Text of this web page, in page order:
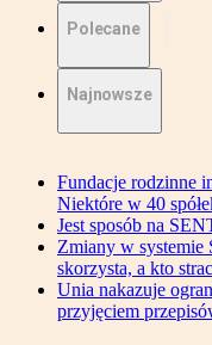
Polecane
Najnowsze
Fundacje rodzinne
Niektóre w 40
Jest sposób na
Zmiany w systemie
skorzysta, a kto
Unia nakazuje
przyjęciem